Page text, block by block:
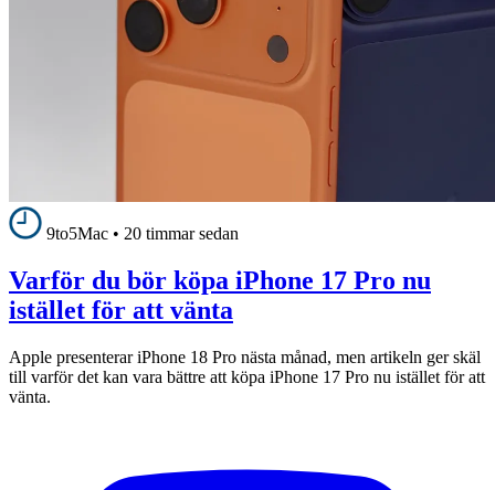
9to5Mac • 20 timmar sedan
Varför du bör köpa iPhone 17 Pro nu
istället för att vänta
Apple presenterar iPhone 18 Pro nästa månad, men artikeln ger skäl
till varför det kan vara bättre att köpa iPhone 17 Pro nu istället för att
vänta.